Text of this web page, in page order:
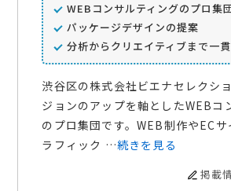
WEBコンサルティングのプロ集
パッケージデザインの提案
分析からクリエイティブまで一
渋谷区の株式会社ビエナセレクシ
ジョンのアップを軸としたWEBコ
のプロ集団です。WEB制作やEC
ラフィック …続きを見る
掲載